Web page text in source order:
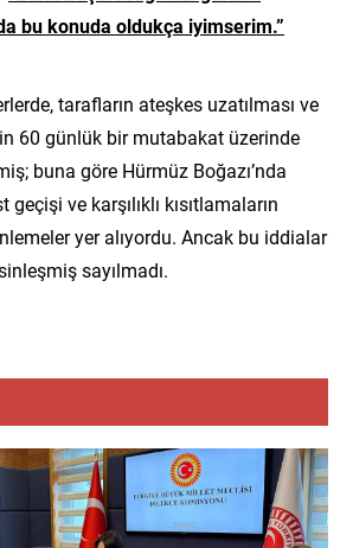
bu konuda oldukça iyimserim.”
tarafların ateşkes uzatılması ve
60 günlük bir mutabakat üzerinde
buna göre Hürmüz Boğazı’nda
ve karşılıklı kısıtlamaların
yer alıyordu. Ancak bu iddialar
sayılmadı.